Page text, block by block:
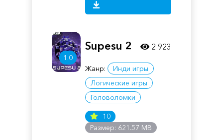
1.0
Supesu 2
Жанр:
Инди игры
Логические игры
Головоломки
10
Размер: 621.57 MB
2 923